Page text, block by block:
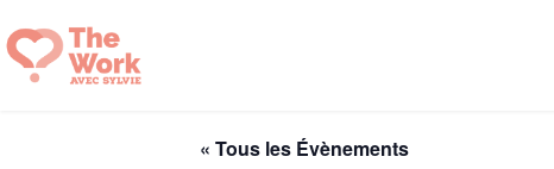
au
contenu
« Tous les Évènements